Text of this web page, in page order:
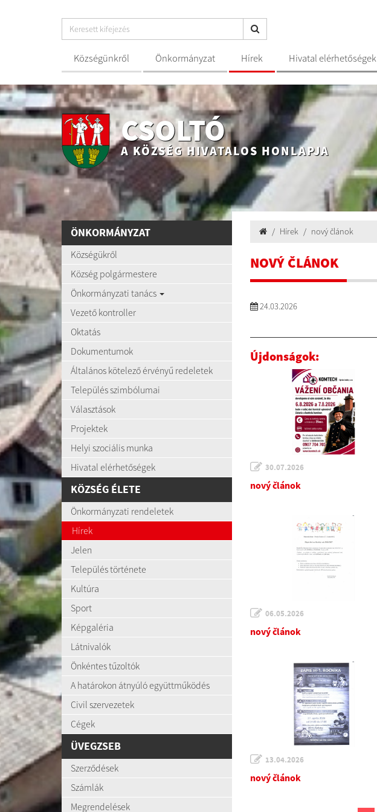
Községünkről Önkormányzat Hírek Hivatal elérhetőségek
CSOLTÓ
A KÖZSÉG HIVATALOS HONLAPJA
ÖNKORMÁNYZAT
Községükről
Község polgármestere
Önkormányzati tanács
Vezető kontroller
Oktatás
Dokumentumok
Általános kötelező érvényű redeletek
Település szimbólumai
Választások
Projektek
Helyi szociális munka
Hivatal elérhetőségek
KÖZSÉG ÉLETE
Önkormányzati rendeletek
Hírek
Jelen
Település története
Kultúra
Sport
Képgaléria
Látnivalók
Önkéntes tűzoltók
A határokon átnyúló együttműködés
Civil szervezetek
Cégek
ÜVEGZSEB
Szerződések
Számlák
Megrendelések
Hírek nový článok
NOVÝ ČLÁNOK
24.03.2026
Újdonságok:
30.07.2026
nový článok
06.05.2026
nový článok
13.04.2026
nový článok